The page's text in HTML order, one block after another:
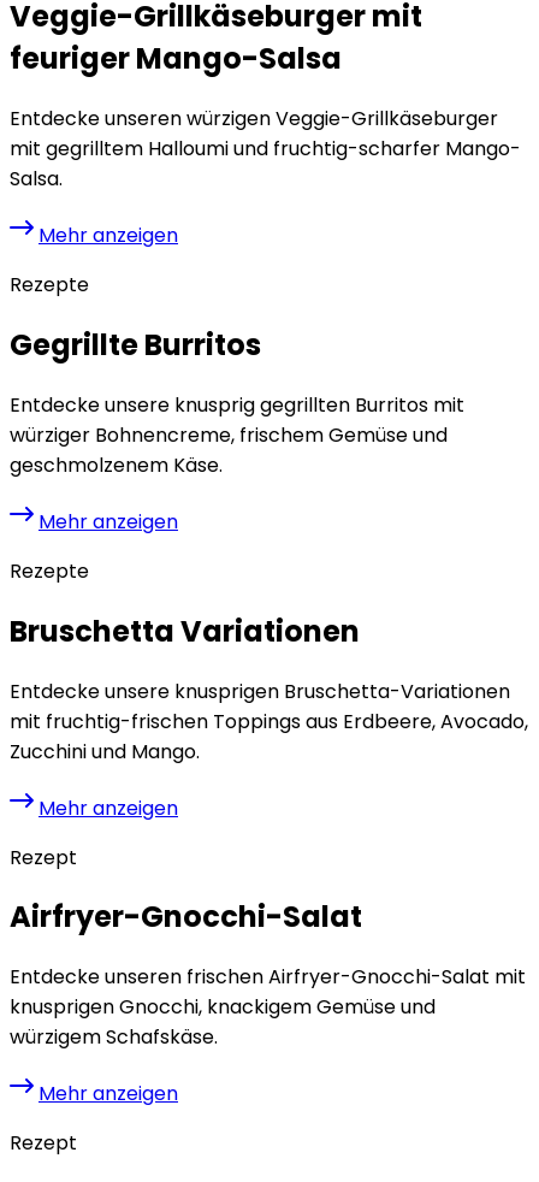
Veggie-Grillkäseburger mit
feuriger Mango-Salsa
Entdecke unseren würzigen Veggie-Grillkäseburger
mit gegrilltem Halloumi und fruchtig-scharfer Mango-
Salsa.
Mehr anzeigen
Rezepte
Gegrillte Burritos
Entdecke unsere knusprig gegrillten Burritos mit
würziger Bohnencreme, frischem Gemüse und
geschmolzenem Käse.
Mehr anzeigen
Rezepte
Bruschetta Variationen
Entdecke unsere knusprigen Bruschetta-Variationen
mit fruchtig-frischen Toppings aus Erdbeere, Avocado,
Zucchini und Mango.
Mehr anzeigen
Rezept
Airfryer-Gnocchi-Salat
Entdecke unseren frischen Airfryer-Gnocchi-Salat mit
knusprigen Gnocchi, knackigem Gemüse und
würzigem Schafskäse.
Mehr anzeigen
Rezept